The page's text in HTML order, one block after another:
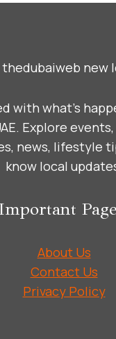
with what’s
Explore
news, lifestyle
know local
About Us
Contact Us
Privacy Policy